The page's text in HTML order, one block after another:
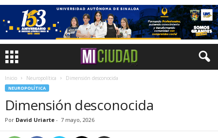
Inicio Neuropolítica Dimensión desconocida
NEUROPOLÍTICA
Dimensión desconocida
Por David Uriarte - 7 mayo, 2026